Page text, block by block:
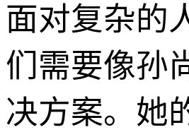
面对复杂的
们需要像孙
决方案。她